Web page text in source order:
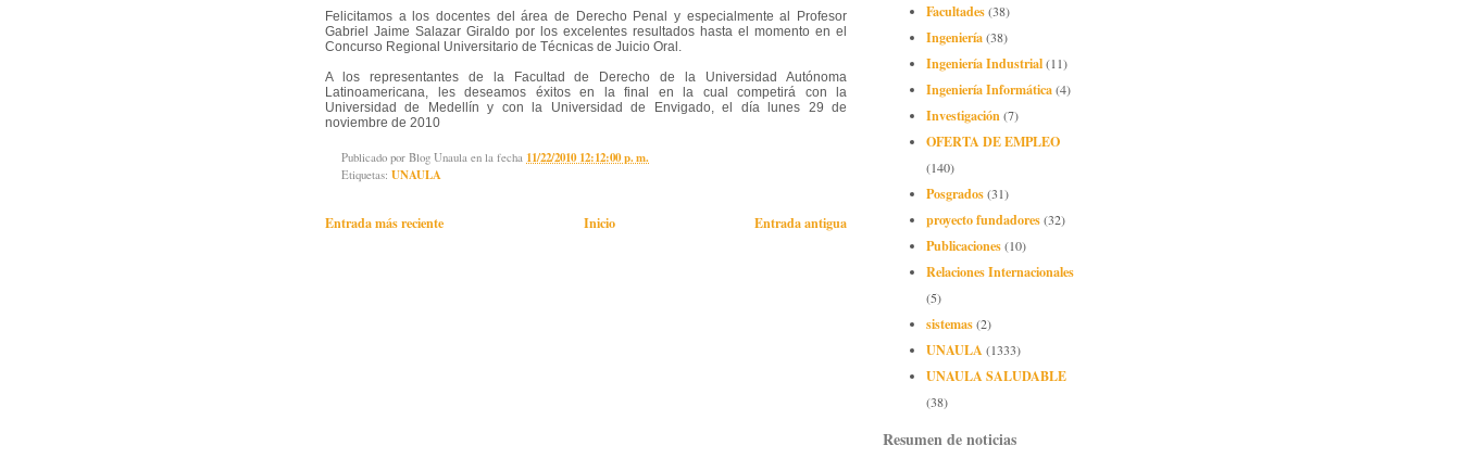
Felicitamos a los docentes del área de Derecho Penal y especialmente al Profesor
Gabriel Jaime Salazar Giraldo por los excelentes resultados hasta el momento en el
Concurso Regional Universitario de Técnicas de Juicio Oral.
A los representantes de la Facultad de Derecho de la Universidad Autónoma
Latinoamericana, les deseamos éxitos en la final en la cual competirá con la
Universidad de Medellín y con la Universidad de Envigado, el día lunes 29 de
noviembre de 2010
Publicado por Blog Unaula en la fecha 11/22/2010 12:12:00 p. m.
Etiquetas: UNAULA
Entrada más reciente Entrada antigua
Inicio
Facultades(38)
Ingeniería(38)
Ingeniería Industrial(11)
Ingeniería Informática(4)
Investigación(7)
OFERTA DE EMPLEO
(140)
Posgrados(31)
proyecto fundadores(32)
Publicaciones(10)
Relaciones Internacionales
(5)
sistemas(2)
UNAULA(1333)
UNAULA SALUDABLE
(38)
Resumen de noticias